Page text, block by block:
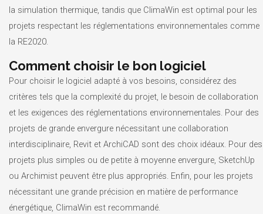
la simulation thermique, tandis que ClimaWin est optimal pour les
projets respectant les réglementations environnementales comme
la RE2020.
Comment choisir le bon logiciel
Pour choisir le logiciel adapté à vos besoins, considérez des
critères tels que la complexité du projet, le besoin de collaboration
et les exigences des réglementations environnementales. Pour des
projets de grande envergure nécessitant une collaboration
interdisciplinaire, Revit et ArchiCAD sont des choix idéaux. Pour des
projets plus simples ou de petite à moyenne envergure, SketchUp
ou Archimist peuvent être plus appropriés. Enfin, pour les projets
nécessitant une grande précision en matière de performance
énergétique, ClimaWin est recommandé.